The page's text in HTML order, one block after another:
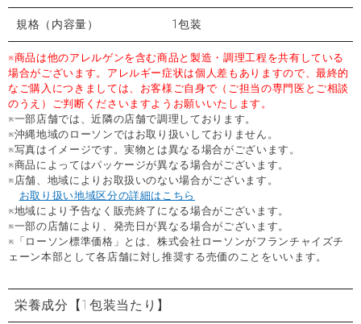
規格（内容量） 1包装
※商品は他のアレルゲンを含む商品と製造・調理工程を共有している
場合がございます。アレルギー症状は個人差もありますので、最終的
なご購入につきましては、お客様ご自身で（ご担当の専門医とご相談
のうえ）ご判断くださいますようお願いいたします。
※一部店舗では、近隣の店舗で調理しております。
※沖縄地域のローソンではお取り扱いしておりません。
※写真はイメージです。実物とは異なる場合がございます。
※商品によってはパッケージが異なる場合がございます。
※店舗、地域によりお取扱いのない場合がございます。
お取り扱い地域区分の詳細はこちら
※地域により予告なく販売終了になる場合がございます。
※一部の店舗により、発売日が異なる場合がございます。
※「ローソン標準価格」とは、株式会社ローソンがフランチャイズチ
ェーン本部として各店舗に対し推奨する売価のことをいいます。
栄養成分 【1包装当たり】